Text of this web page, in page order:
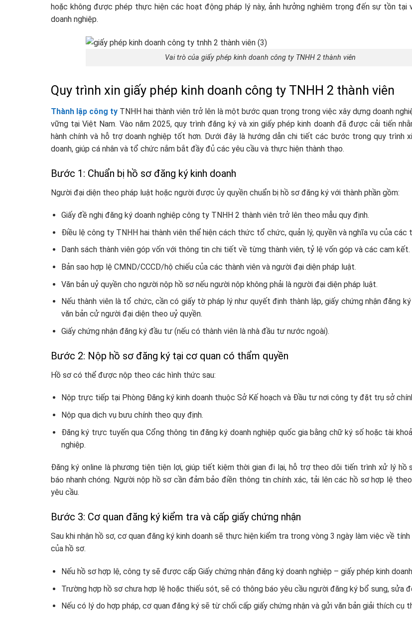
hoặc không được phép thực hiện các hoạt động pháp lý này, ảnh hưởng nghiêm trọng đến sự tồn tại
doanh nghiệp.
Vai trò của giấy phép kinh doanh công ty TNHH 2 thành viên
Quy trình xin giấy phép kinh doanh công ty TNHH 2 thành viên
Thành lập công ty TNHH hai thành viên trở lên là một bước quan trọng trong việc xây dựng doanh
vững tại Việt Nam. Vào năm 2025, quy trình đăng ký và xin giấy phép kinh doanh đã được cải tiến
hành chính và hỗ trợ doanh nghiệp tốt hơn. Dưới đây là hướng dẫn chi tiết các bước trong quy trình
doanh, giúp cá nhân và tổ chức nắm bắt đầy đủ các yêu cầu và thực hiện thành thạo.
Bước 1: Chuẩn bị hồ sơ đăng ký kinh doanh
Người đại diện theo pháp luật hoặc người được ủy quyền chuẩn bị hồ sơ đăng ký với thành phần gồm:
Giấy đề nghị đăng ký doanh nghiệp công ty TNHH 2 thành viên trở lên theo mẫu quy định.
Điều lệ công ty TNHH hai thành viên thể hiện cách thức tổ chức, quản lý, quyền và nghĩa vụ của các
Danh sách thành viên góp vốn với thông tin chi tiết về từng thành viên, tỷ lệ vốn góp và các cam kết.
Bản sao hợp lệ CMND/CCCD/hộ chiếu của các thành viên và người đại diện pháp luật.
Văn bản uỷ quyền cho người nộp hồ sơ nếu người nộp không phải là người đại diện pháp luật.
Nếu thành viên là tổ chức, cần có giấy tờ pháp lý như quyết định thành lập, giấy chứng nhận đăng
văn bản cử người đại diện theo uỷ quyền.
Giấy chứng nhận đăng ký đầu tư (nếu có thành viên là nhà đầu tư nước ngoài).
Bước 2: Nộp hồ sơ đăng ký tại cơ quan có thẩm quyền
Hồ sơ có thể được nộp theo các hình thức sau:
Nộp trực tiếp tại Phòng Đăng ký kinh doanh thuộc Sở Kế hoạch và Đầu tư nơi công ty đặt trụ sở
Nộp qua dịch vụ bưu chính theo quy định.
Đăng ký trực tuyến qua Cổng thông tin đăng ký doanh nghiệp quốc gia bằng chữ ký số hoặc tài
nghiệp.
Đăng ký online là phương tiện tiện lợi, giúp tiết kiệm thời gian đi lại, hỗ trợ theo dõi tiến trình xử lý hồ
báo nhanh chóng. Người nộp hồ sơ cần đảm bảo điền thông tin chính xác, tải lên các hồ sơ hợp lệ
yêu cầu.
Bước 3: Cơ quan đăng ký kiểm tra và cấp giấy chứng nhận
Sau khi nhận hồ sơ, cơ quan đăng ký kinh doanh sẽ thực hiện kiểm tra trong vòng 3 ngày làm việc về
của hồ sơ.
Nếu hồ sơ hợp lệ, công ty sẽ được cấp Giấy chứng nhận đăng ký doanh nghiệp – giấy phép kinh
Trường hợp hồ sơ chưa hợp lệ hoặc thiếu sót, sẽ có thông báo yêu cầu người đăng ký bổ sung, sửa
Nếu có lý do hợp pháp, cơ quan đăng ký sẽ từ chối cấp giấy chứng nhận và gửi văn bản giải thích cụ